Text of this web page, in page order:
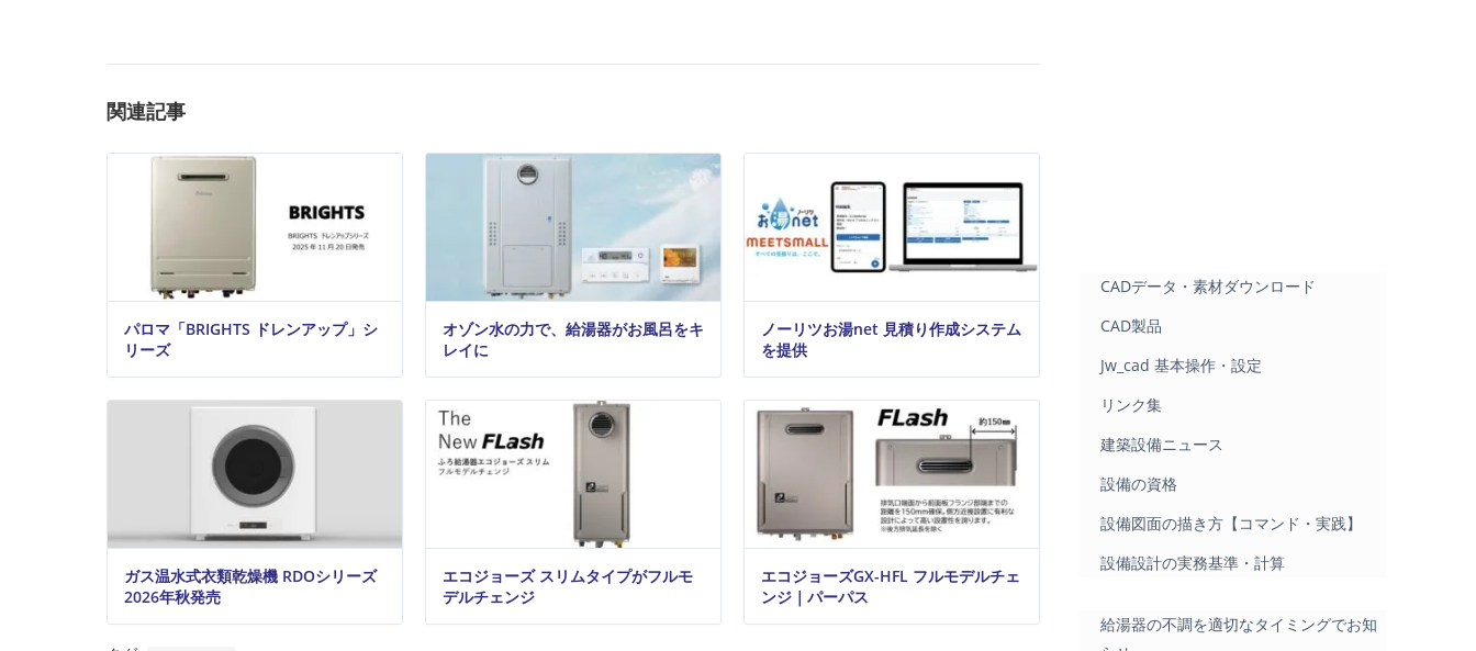
関連記事
パロマ「BRIGHTS ドレンアップ」シ
リーズ
オゾン水の力で、給湯器がお風呂をキ
レイに
ノーリツお湯net 見積り作成システム
を提供
ガス温水式衣類乾燥機 RDOシリーズ
2026年秋発売
エコジョーズ スリムタイプがフルモ
デルチェンジ
エコジョーズGX-HFL フルモデルチェ
ンジ｜パーパス
CADデータ・素材ダウンロード
CAD製品
Jw_cad 基本操作・設定
リンク集
建築設備ニュース
設備の資格
設備図面の描き方【コマンド・実践】
設備設計の実務基準・計算
給湯器の不調を適切なタイミングでお知